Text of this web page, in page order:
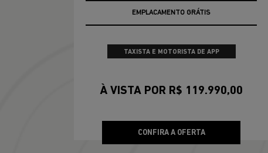
EMPLACAMENTO GRÁTIS
TAXISTA E MOTORISTA DE APP
À VISTA POR R$ 119.990,00
CONFIRA A OFERTA